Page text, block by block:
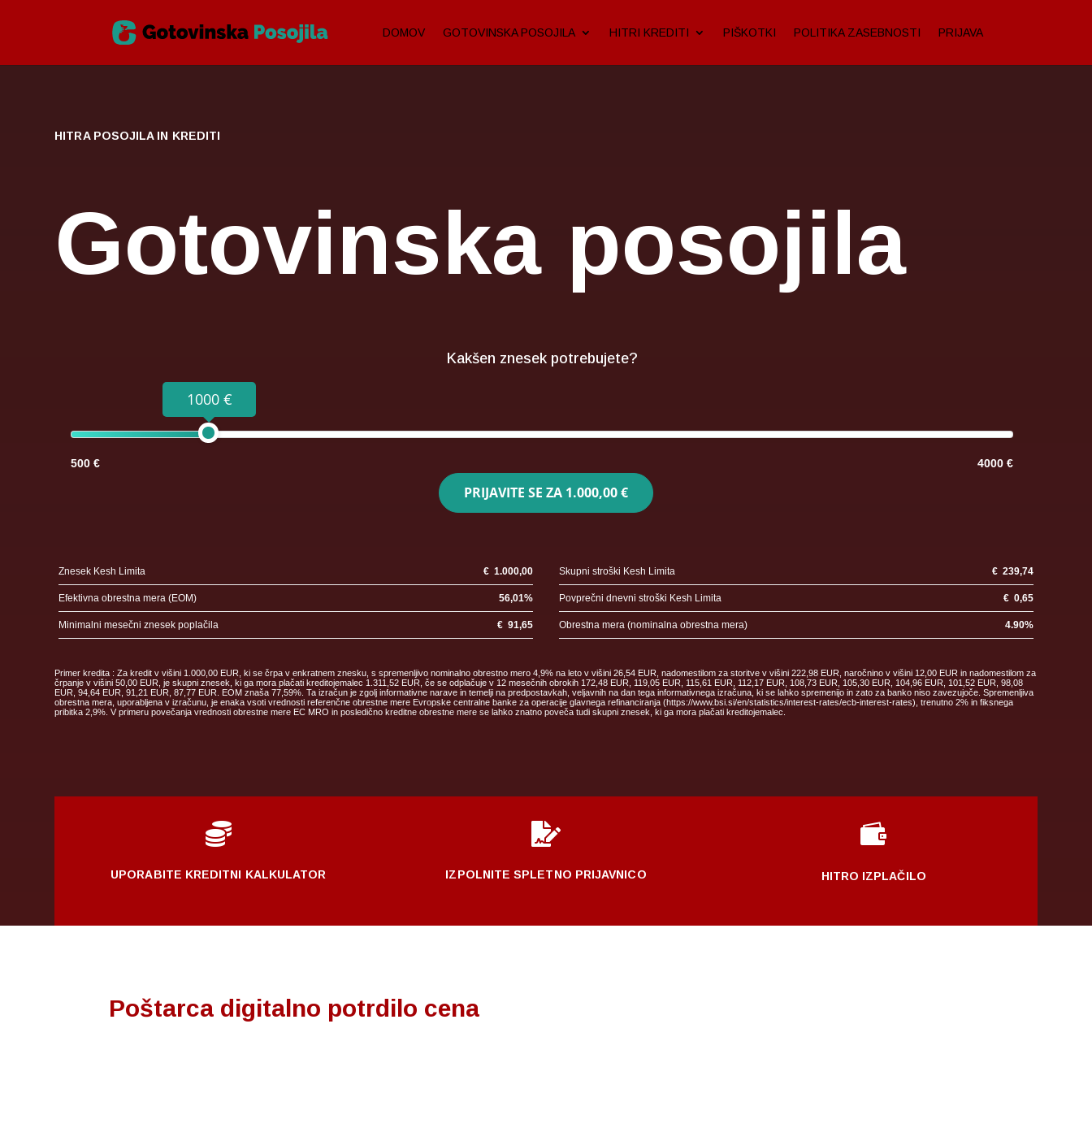
DOMOV GOTOVINSKA POSOJILA HITRI KREDITI PIŠKOTKI POLITIKA ZASEBNOSTI PRIJAVA
HITRA POSOJILA IN KREDITI
Gotovinska posojila
Kakšen znesek potrebujete?
1000 €
500 € 4000 €
PRIJAVITE SE ZA 1.000,00 €
Znesek Kesh Limita € 1.000,00 Skupni stroški Kesh Limita € 239,74
Efektivna obrestna mera (EOM) 56,01% Povprečni dnevni stroški Kesh Limita € 0,65
Minimalni mesečni znesek poplačila € 91,65 Obrestna mera (nominalna obrestna mera) 4.90%
Primer kredita : Za kredit v višini 1.000,00 EUR, ki se črpa v enkratnem znesku, s spremenljivo nominalno obrestno mero 4,9% na leto v višini 26,54 EUR, nadomestilom za storitve v višini 222,98 EUR, naročnino v višini 12,00 EUR in nadomestilom za
črpanje v višini 50,00 EUR, je skupni znesek, ki ga mora plačati kreditojemalec 1.311,52 EUR, če se odplačuje v 12 mesečnih obrokih 172,48 EUR, 119,05 EUR, 115,61 EUR, 112,17 EUR, 108,73 EUR, 105,30 EUR, 104,96 EUR, 101,52 EUR, 98,08
EUR, 94,64 EUR, 91,21 EUR, 87,77 EUR. EOM znaša 77,59%. Ta izračun je zgolj informativne narave in temelji na predpostavkah, veljavnih na dan tega informativnega izračuna, ki se lahko spremenijo in zato za banko niso zavezujoče. Spremenljiva
obrestna mera, uporabljena v izračunu, je enaka vsoti vrednosti referenčne obrestne mere Evropske centralne banke za operacije glavnega refinanciranja (https://www.bsi.si/en/statistics/interest-rates/ecb-interest-rates), trenutno 2% in fiksnega
pribitka 2,9%. V primeru povečanja vrednosti obrestne mere EC MRO in posledično kreditne obrestne mere se lahko znatno poveča tudi skupni znesek, ki ga mora plačati kreditojemalec.

UPORABITE KREDITNI KALKULATOR

IZPOLNITE SPLETNO PRIJAVNICO

HITRO IZPLAČILO
Poštarca digitalno potrdilo cena